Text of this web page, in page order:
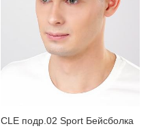
CLE подр.02 Sport Бейсболка